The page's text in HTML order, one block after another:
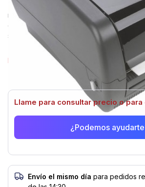
The 9416XL Printers fit into areas where
not a lot of room to spare but still need the
of larger industrial printers. They're the
shipping/routing labels, receipts, or
Seleccionar modelo
No hay opciones disponibles de este
Llame para consultar precio o
¿Podemos
Envío el mismo día para pedidos